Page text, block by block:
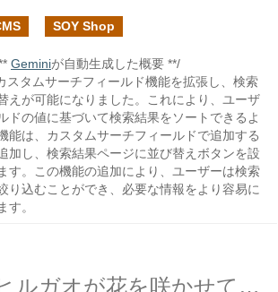
SOY Shop
Geminiが自動生成した概要 **/
スタムサーチフィールド機能を拡張し、検索
えが可能になりました。これにより、ユーザ
ドの値に基づいて検索結果をソートできるよ
能は、カスタムサーチフィールドで追加する
加し、検索結果ページに並び替えボタンを設
す。この機能の追加により、ユーザーは検索
り込むことができ、必要な情報をより容易に
す。
海岸でハマヒルガオが花を咲かせて虫を待つ